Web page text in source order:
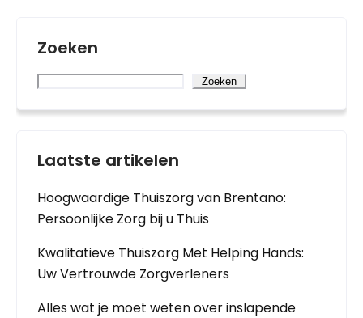
Zoeken
Zoeken
Laatste artikelen
Hoogwaardige Thuiszorg van Brentano:
Persoonlijke Zorg bij u Thuis
Kwalitatieve Thuiszorg Met Helping Hands:
Uw Vertrouwde Zorgverleners
Alles wat je moet weten over inslapende